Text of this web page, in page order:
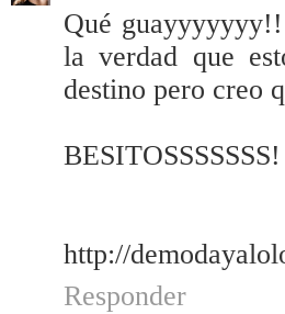
Qué guayyyyyyy!!
la verdad que
destino pero creo
BESITOSSSSSSS!
http://
Responder